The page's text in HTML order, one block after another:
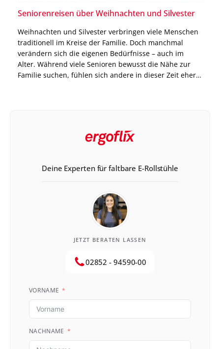
Seniorenreisen über Weihnachten und Silvester
Weihnachten und Silvester verbringen viele Menschen
traditionell im Kreise der Familie. Doch manchmal
verändern sich die eigenen Bedürfnisse – auch im
Alter. Während viele Senioren bewusst die Nähe zur
Familie suchen, fühlen sich andere in dieser Zeit eher
Deine Experten für faltbare E-Rollstühle
JETZT BERATEN LASSEN
02852 - 94590-00
VORNAME
NACHNAME